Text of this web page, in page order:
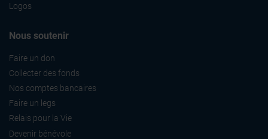
Logos
Nous soutenir
Faire un don
Collecter des fonds
Nos comptes bancaires
Faire un legs
Relais pour la Vie
Devenir bénévole